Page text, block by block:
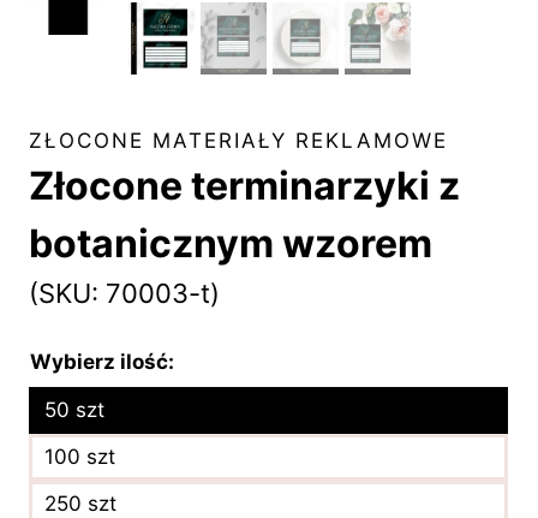
ZŁOCONE MATERIAŁY REKLAMOWE
Złocone terminarzyki z
botanicznym wzorem
(SKU: 70003-t)
Wybierz ilość:
50 szt
100 szt
250 szt